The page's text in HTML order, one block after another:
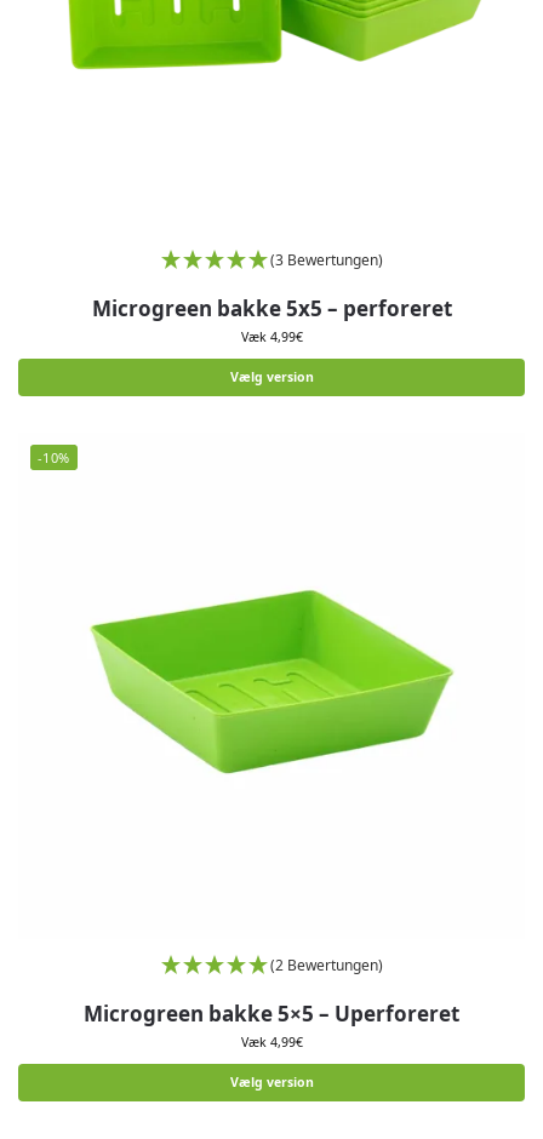
(3 Bewertungen)
Microgreen bakke 5x5 – perforeret
Væk 4,99€
Vælg version
-10%
(2 Bewertungen)
Microgreen bakke 5×5 – Uperforeret
Væk 4,99€
Vælg version